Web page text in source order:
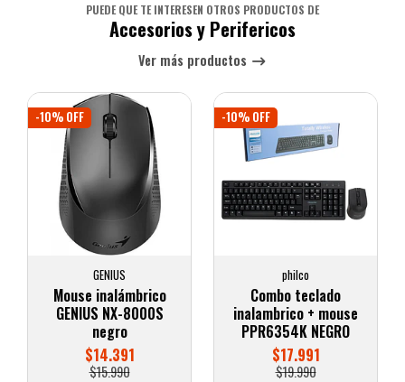
PUEDE QUE TE INTERESEN OTROS PRODUCTOS DE
Accesorios y Perifericos
Ver más productos
-10% OFF
GENIUS
Mouse inalámbrico
GENIUS NX-8000S
negro
$14.391
$15.990
-10% OFF
philco
Combo teclado
inalambrico + mouse
PPR6354K NEGRO
$17.991
$19.990